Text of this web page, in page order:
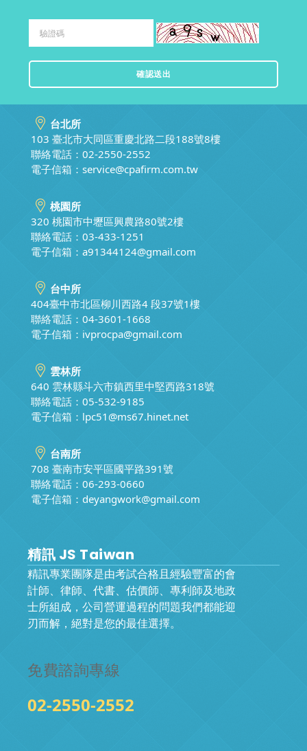
台北所
103 臺北市大同區重慶北路二段188號8樓
聯絡電話：02-2550-2552
電子信箱： service@cpafirm.com.tw
桃園所
320 桃園市中壢區興農路80號2樓
聯絡電話：03-433-1251
電子信箱： a91344124@gmail.com
台中所
404臺中市北區柳川西路4 段37號1樓
聯絡電話：04-3601-1668
電子信箱： ivprocpa@gmail.com
雲林所
640 雲林縣斗六市鎮西里中堅西路318號
聯絡電話：05-532-9185
電子信箱： lpc51@ms67.hinet.net
台南所
708 臺南市安平區國平路391號
聯絡電話：06-293-0660
電子信箱： deyangwork@gmail.com
精訊 JS Taiwan
精訊專業團隊是由考試合格且經驗豐富的會
計師、律師、代書、估價師、專利師及地政
士所組成，公司營運過程的問題我們都能迎
刃而解，絕對是您的最佳選擇。
免費諮詢專線
02-2550-2552